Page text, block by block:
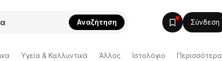
Αναζήτηση Σύνδεση
Υγεία & Καλλυντικά Άλλος Ιστολόγιο Περισσότερα